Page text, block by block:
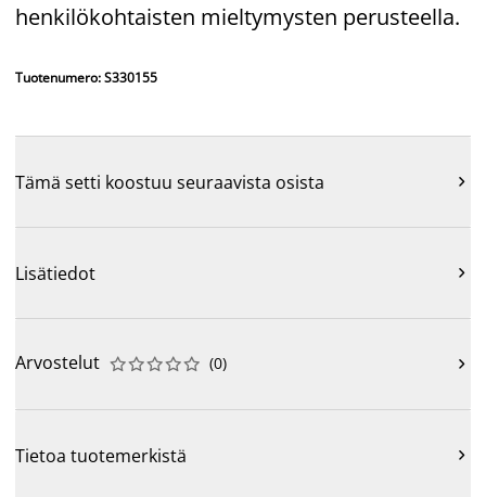
henkilökohtaisten mieltymysten perusteella.
Tuotenumero: S330155
Tämä setti koostuu seuraavista osista 
Lisätiedot 
Arvostelut 




 (0) 
Tietoa tuotemerkistä 